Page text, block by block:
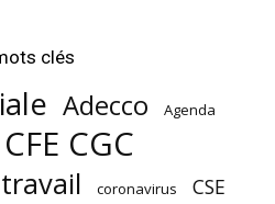
clés
Adecco Agenda
CFE CGC
coronavirus CSE